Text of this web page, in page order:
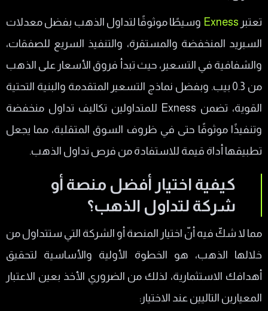
تعتبر Exness وسيطًا موثوقًا لتداول الذهب بفضل معدلات
السبريد المنخفضة والمستقرة، والتنفيذ السريع للصفقات،
والشفافية في التسعير، حيث تبدأ فروق الأسعار على الذهب
من 0.3 بيب. وبفضل نماذج التسعير المتقدمة والبنية التحتية
القوية، تضمن Exness للمتداولين تكاليف تداول منخفضة
وتنفيذًا موثوقًا حتى في ظروف السوق المتقلبة، مما يجعل
تطبيقها أداة قيمة للاستفادة من فرص تداول الذهب.
كيفية اختيار أفضل منصة أو
شركة لتداول الذهب؟
مما لا شكّ فيه أنّ اختيار المنصة أو الشركة التي ستتداول من
خلالها الذهب، هو الخطوة الأولية والأساسية لتحقيق
أهدافك الاستثمارية، لذلك من الضروري الأخذ بعين الاعتبار
المعيارين التاليين عند الاختيار: